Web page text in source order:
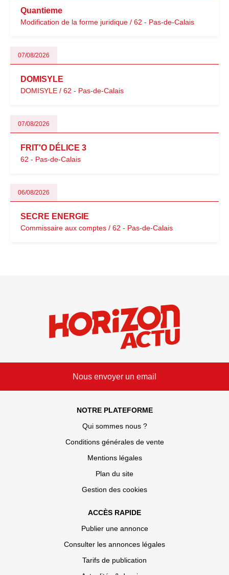
Quantieme
Modification de la forme juridique / 62 - Pas-de-Calais
07/08/2026
DOMISYLE
DOMISYLE / 62 - Pas-de-Calais
07/08/2026
FRIT'O DÉLICE 3
62 - Pas-de-Calais
06/08/2026
SECRE ENERGIE
Commissaire aux comptes / 62 - Pas-de-Calais
Nous envoyer un email
NOTRE PLATEFORME
Qui sommes nous ?
Conditions générales de vente
Mentions légales
Plan du site
Gestion des cookies
ACCÈS RAPIDE
Publier une annonce
Consulter les annonces légales
Tarifs de publication